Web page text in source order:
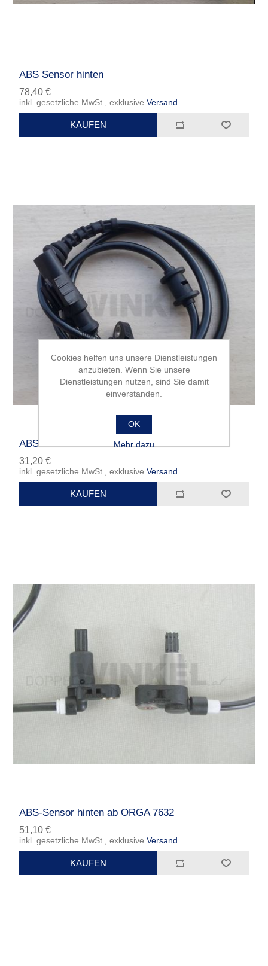
ABS Sensor hinten
78,40 €
inkl. gesetzliche MwSt., exklusiveVersand
ABS-Sensor hinten
31,20 €
inkl. gesetzliche MwSt., exklusiveVersand
ABS-Sensor hinten ab ORGA 7632
51,10 €
inkl. gesetzliche MwSt., exklusiveVersand
Cookies helfen uns unsere Dienstleistungen
anzubieten. Wenn Sie unsere
Dienstleistungen nutzen, sind Sie damit
einverstanden.
OK
Mehr dazu